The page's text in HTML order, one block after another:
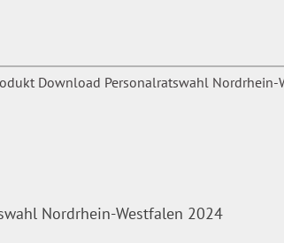
Nordrhein-Westfalen 2024